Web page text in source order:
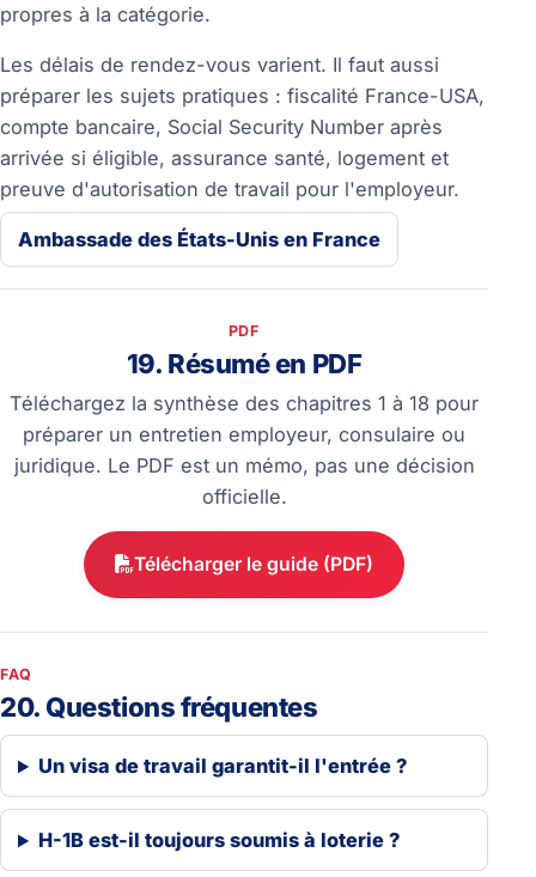
propres à la catégorie.
Les délais de rendez-vous varient. Il faut aussi
préparer les sujets pratiques : fiscalité France-USA,
compte bancaire, Social Security Number après
arrivée si éligible, assurance santé, logement et
preuve d'autorisation de travail pour l'employeur.
Ambassade des États-Unis en France
PDF
19. Résumé en PDF
Téléchargez la synthèse des chapitres 1 à 18 pour
préparer un entretien employeur, consulaire ou
juridique. Le PDF est un mémo, pas une décision
officielle.
Télécharger le guide (PDF)
FAQ
20. Questions fréquentes
Un visa de travail garantit-il l'entrée ?
H-1B est-il toujours soumis à loterie ?